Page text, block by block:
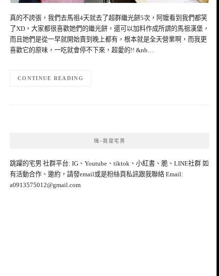
真的不誇張，我們去馬祖4天就去了超群繼光餅5次，阿嬤看到我們都笑
了XD，大家都很喜歡她們的繼光餅，還可以加料作成所謂的馬祖漢堡，
而且她們是從一早就開始賣到晚上都有，根本就是全天營業啊，而我更
喜歡它的原味，一吃就會停不下來，超愛的!! &nb…
CONTINUE READING
嗨~我是宅男
跳躍的宅男 社群平台: IG、Youtube、tiktok、小紅書、脆、LINE社群 如
有活動合作、邀約，請發email或是粉絲頁私訊跟我聯絡 Email:
a0913575012@gmail.com